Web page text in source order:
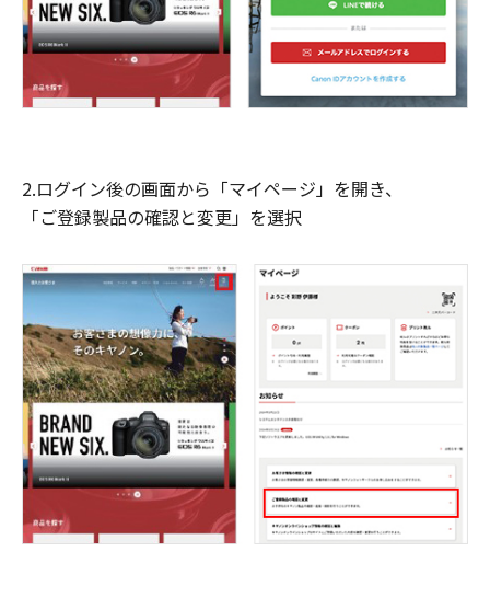
2.ログイン後の画面から「マイページ」を開き、
「ご登録製品の確認と変更」を選択